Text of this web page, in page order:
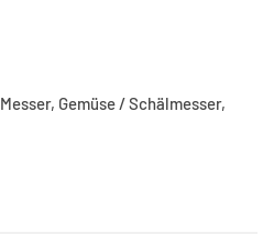
Messer, Gemüse / Schälmesser,